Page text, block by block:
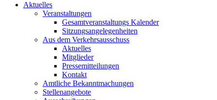
Aktuelles
Veranstaltungen
Gesamtveranstaltungs Kalender
Sitzungsangelegenheiten
Aus dem Verkehrsausschuss
Aktuelles
Mitglieder
Pressemitteilungen
Kontakt
Amtliche Bekanntmachungen
Stellenangebote